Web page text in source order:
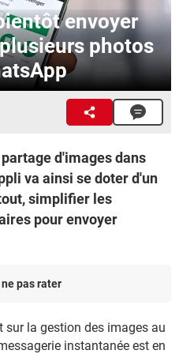
envoyer
photos
d'images dans
va ainsi se doter d'un
simplifier les
pour envoyer
pas rater
sur la gestion des images au
instantanée est en